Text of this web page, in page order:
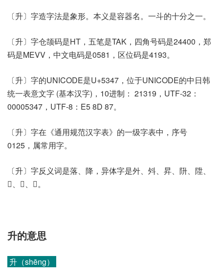
〔升〕字造字法是象形。本义是容器名。一斗的十分之一。
〔升〕字仓颉码是HT，五笔是TAK，四角号码是24400，郑
码是MEVV，中文电码是0581，区位码是4193。
〔升〕字的UNICODE是U+5347，位于UNICODE的中日韩
统一表意文字 (基本汉字)，10进制： 21319，UTF-32：
00005347，UTF-8：E5 8D 87。
〔升〕字在《通用规范汉字表》的一级字表中，序号
0125，属常用字。
〔升〕字反义词是落、降，异体字是㚈、斘、昇、阩、陞、
𦫵、𧿘、𨁠。
升的意思
升（shēng）